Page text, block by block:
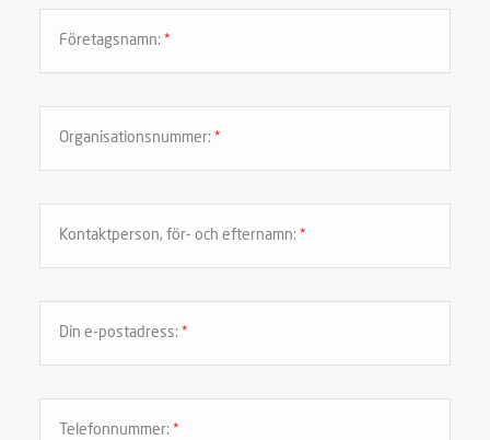
Företagsnamn: *
Organisationsnummer: *
Kontaktperson, för- och efternamn: *
Din e-postadress: *
Telefonnummer: *